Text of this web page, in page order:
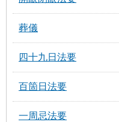
葬儀
四十九日法要
百箇日法要
一周忌法要